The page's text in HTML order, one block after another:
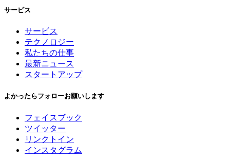
サービス
サービス
テクノロジー
私たちの仕事
最新ニュース
スタートアップ
よかったらフォローお願いします
フェイスブック
ツイッター
リンクトイン
インスタグラム